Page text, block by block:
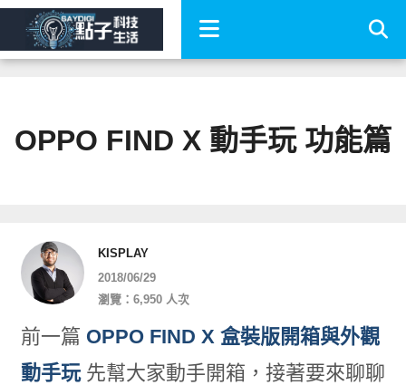
OPPO FIND X 動手玩 功能篇
KISPLAY
2018/06/29
瀏覽：6,950 人次
前一篇 OPPO FIND X 盒裝版開箱與外觀
動手玩先幫大家動手開箱，接著要來聊聊